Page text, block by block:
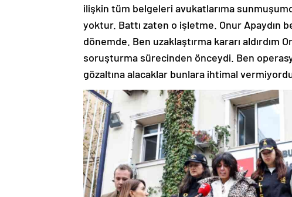
ilişkin tüm belgeleri avukatlarıma
yoktur. Battı zaten o işletme. Onur Apaydın
dönemde. Ben uzaklaştırma kararı aldırdım
soruşturma sürecinden önceydi. Ben
gözaltına alacaklar bunlara ihtimal